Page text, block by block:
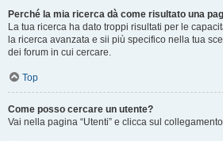
Perché la mia ricerca dà come risultato una
La tua ricerca ha dato troppi risultati per le
la ricerca avanzata e sii più specifico nella tua
dei forum in cui cercare.
Top
Come posso cercare un utente?
Vai nella pagina “Utenti” e clicca sul collegamento